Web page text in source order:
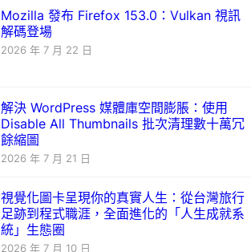
Mozilla 發布 Firefox 153.0：Vulkan 視訊
解碼登場
2026 年 7 月 22 日
解決 WordPress 媒體庫空間膨脹：使用
Disable All Thumbnails 批次清理數十萬冗
餘縮圖
2026 年 7 月 21 日
視覺化圖卡呈現你的真實人生：從台灣旅行
足跡到程式職涯，全面進化的「人生成就系
統」生態圈
2026 年 7 月 10 日